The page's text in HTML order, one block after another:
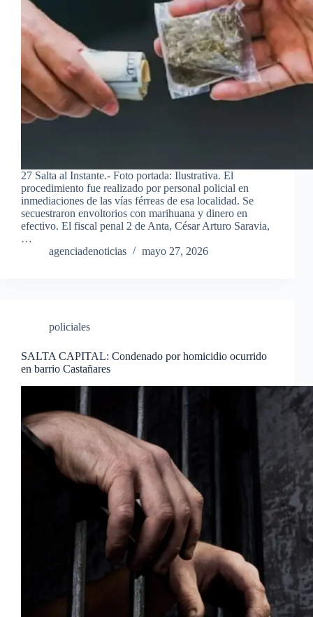
27 Salta al Instante.- Foto portada: Ilustrativa. El
procedimiento fue realizado por personal policial en
inmediaciones de las vías férreas de esa localidad. Se
secuestraron envoltorios con marihuana y dinero en
efectivo. El fiscal penal 2 de Anta, César Arturo Saravia,
…
agenciadenoticias
mayo 27, 2026
policiales
SALTA CAPITAL: Condenado por homicidio ocurrido
en barrio Castañares